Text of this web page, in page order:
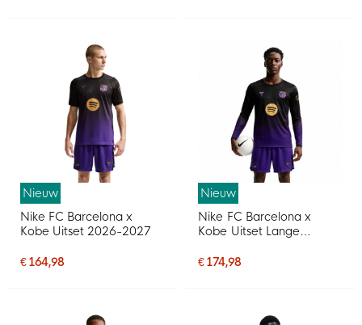
Nieuw
Nike FC Barcelona x
Kobe Uitset 2026-2027
€ 164,98
Nieuw
Nike FC Barcelona x
Kobe Uitset Lange
€ 174,98